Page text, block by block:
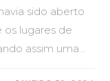
sido aberto
lugares de
assim uma…